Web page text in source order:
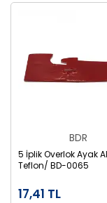
BDR
5 İplik Overlok Ayak
Teflon/ BD-0065
17,41 TL